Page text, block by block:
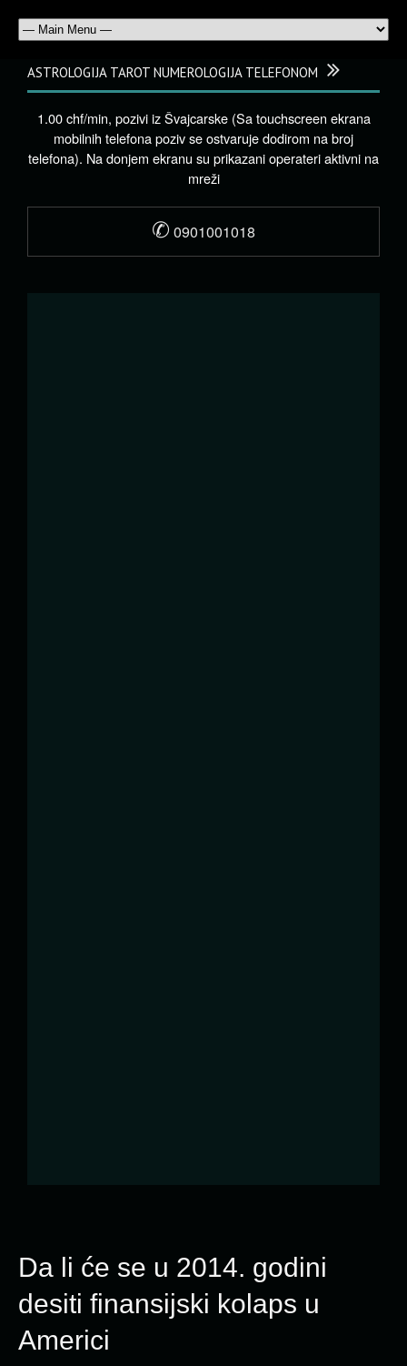
Da li će se u 2014. godini
desiti finansijski kolaps u
Americi
ASTROLOGIJA TAROT NUMEROLOGIJA TELEFONOM
1.00 chf/min, pozivi iz Švajcarske (Sa touchscreen ekrana
mobilnih telefona poziv se ostvaruje dodirom na broj
telefona). Na donjem ekranu su prikazani operateri aktivni na
mreži
✆ 0901001018